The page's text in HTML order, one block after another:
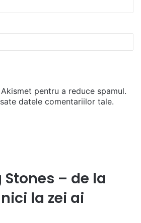
pentru a reduce spamul.
datele comentariilor tale.